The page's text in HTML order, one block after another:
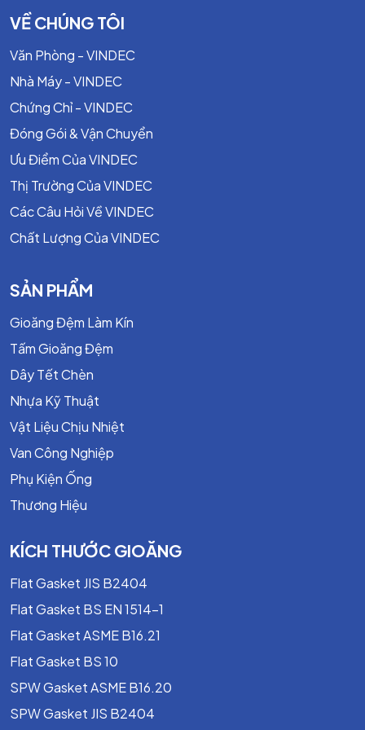
Bề rộng: 1mm - 25mm
Chiều dài: 5m đến 50m tùy thuộc vào độ dày.
CHỨNG CHỈ CHỨNG NHẬN CỦA 24B
TEADIT
Fraunhofer Institut - TEADIT 24B
TA-Luft - TEADIT 24B
WRAS - TEADIT 24B
TÍNH NĂNG VƯỢT TRỢI HƠN VỚI SẢN
PHẨM KHÁC
Lắp đặt nhanh chóng và đơn giản:
VỀ CHÚNG TÔI
Văn Phòng - VINDEC
Nhà Máy - VINDEC
Chứng Chỉ - VINDEC
Đóng Gói & Vận Chuyển
Ưu Điểm Của VINDEC
Thị Trường Của VINDEC
Các Câu Hỏi Về VINDEC
Chất Lượng Của VINDEC
SẢN PHẨM
Gioăng Đệm Làm Kín
Tấm Gioăng Đệm
Dây Tết Chèn
Nhựa Kỹ Thuật
Vật Liệu Chịu Nhiệt
Van Công Nghiệp
Phụ Kiện Ống
Thương Hiệu
KÍCH THƯỚC GIOĂNG
Flat Gasket JIS B2404
Flat Gasket BS EN 1514-1
Flat Gasket ASME B16.21
Flat Gasket BS 10
SPW Gasket ASME B16.20
SPW Gasket JIS B2404